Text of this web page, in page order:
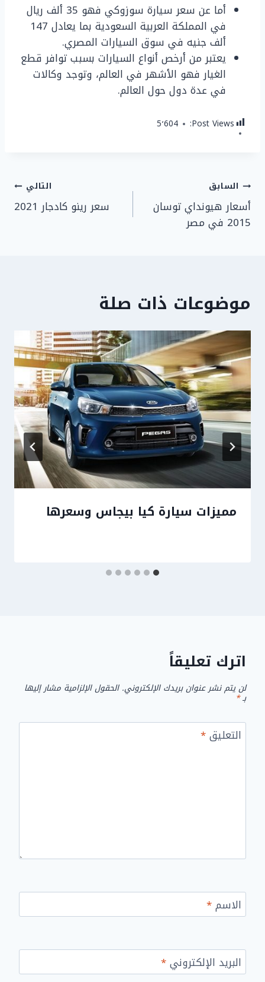
أما عن سعر سيارة سوزوكي فهو 35 ألف ريال
في المملكة العربية السعودية بما يعادل 147
ألف جنيه في سوق السيارات المصري.
يعتبر من أرخص أنواع السيارات بسبب توافر قطع
الغيار فهو الأشهر في العالم، وتوجد وكالات
في عدة دول حول العالم.
Post Views: 5٬604
تصفّح
المقالات
السابق
أسعار هيونداي توسان
2015 في مصر
التالي
سعر رينو كادجار 2021
موضوعات ذات صلة
مميزات سيارة كيا بيجاس وسعرها
اترك تعليقاً
لن يتم نشر عنوان بريدك الإلكتروني. الحقول الإلزامية مشار إليها
بـ*
التعليق*
الاسم*
البريد الإلكتروني*